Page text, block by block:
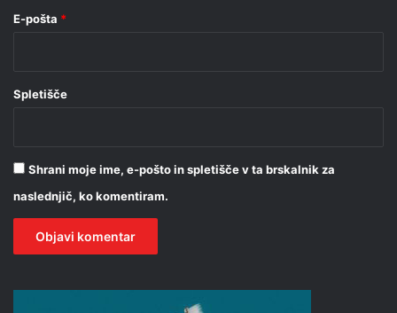
E-pošta *
Spletišče
Shrani moje ime, e-pošto in spletišče v ta brskalnik za
naslednjič, ko komentiram.